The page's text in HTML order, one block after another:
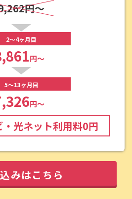
円～
2～4ヶ月目
円～
5～13ヶ月目
円～
光ネット利用料0円
みはこちら